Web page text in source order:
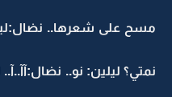
مسح على شعرها..
نمتي؟ ليلين: نو..